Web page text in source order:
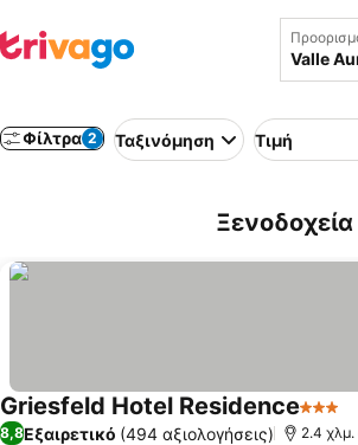
Φίλτρα 2 Ταξινόμηση Τιμή
Griesfeld Hotel Residence3
8,8Εξαιρετικό (494 αξιολογήσεις) 2.4